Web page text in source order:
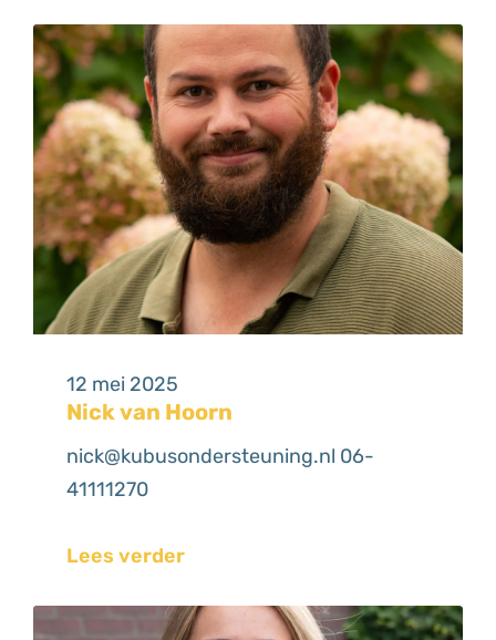
12 mei 2025
Nick van Hoorn
nick@kubusondersteuning.nl 06-
41111270
Lees verder